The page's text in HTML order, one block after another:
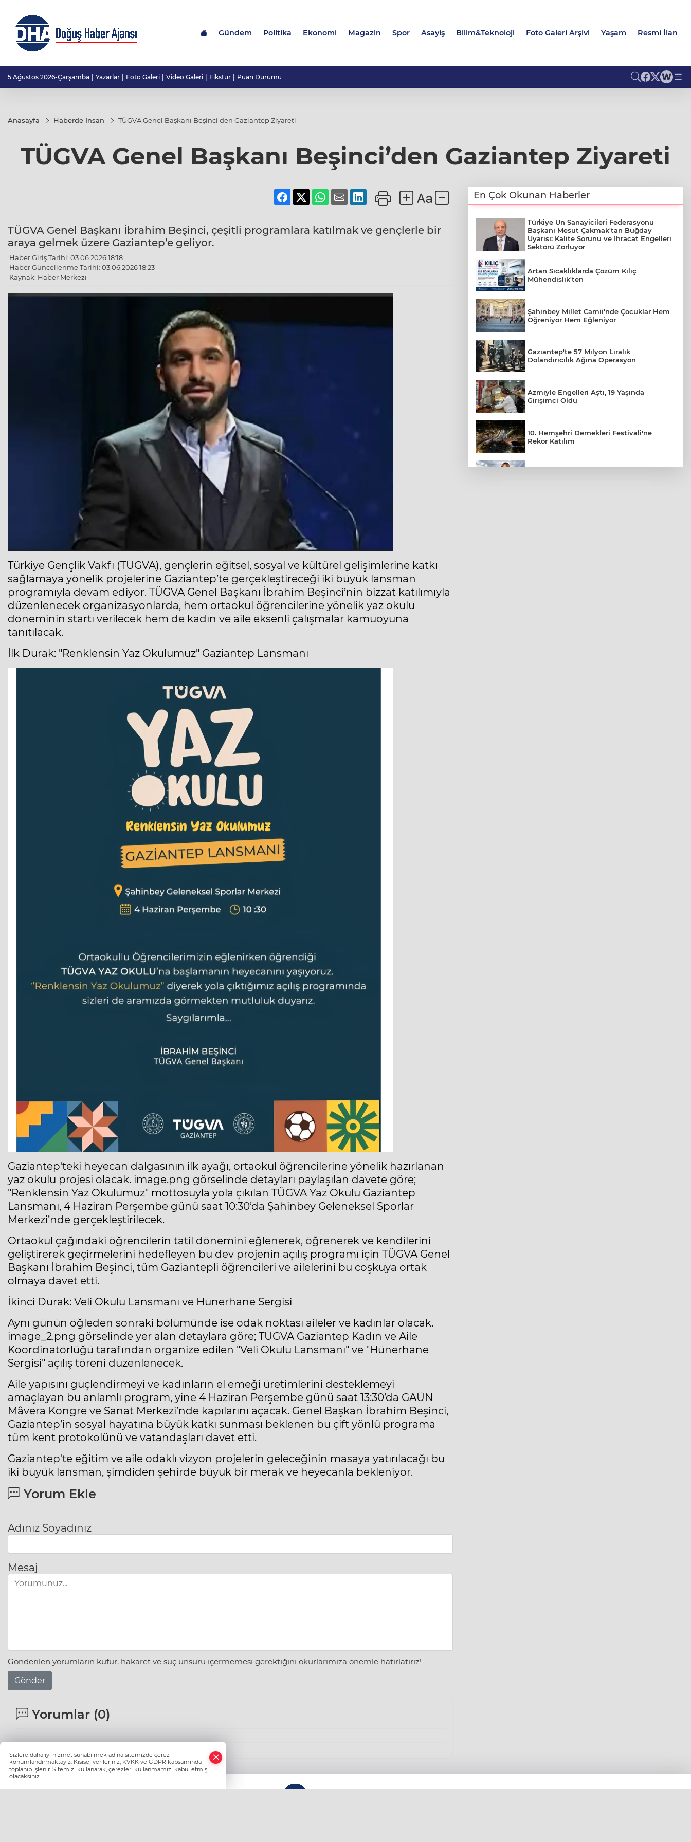
Gündem Politika Ekonomi Magazin Spor Asayiş Bilim&Teknoloji Foto Galeri Arşivi Yaşam Resmi İlan
5 Ağustos 2026-Çarşamba Yazarlar Foto Galeri Video Galeri Fikstür Puan Durumu
Anasayfa Haberde İnsan TÜGVA Genel Başkanı Beşinci’den Gaziantep Ziyareti
TÜGVA Genel Başkanı Beşinci’den Gaziantep Ziyareti
TÜGVA Genel Başkanı İbrahim Beşinci, çeşitli programlara katılmak ve gençlerle bir
araya gelmek üzere Gaziantep’e geliyor.
Haber Giriş Tarihi: 03.06.2026 18:18
Haber Güncellenme Tarihi: 03.06.2026 18:23
Kaynak: Haber Merkezi
Türkiye Gençlik Vakfı (TÜGVA), gençlerin eğitsel, sosyal ve kültürel gelişimlerine katkı
sağlamaya yönelik projelerine Gaziantep’te gerçekleştireceği iki büyük lansman
programıyla devam ediyor. TÜGVA Genel Başkanı İbrahim Beşinci’nin bizzat katılımıyla
düzenlenecek organizasyonlarda, hem ortaokul öğrencilerine yönelik yaz okulu
döneminin startı verilecek hem de kadın ve aile eksenli çalışmalar kamuoyuna
tanıtılacak.
İlk Durak: "Renklensin Yaz Okulumuz" Gaziantep Lansmanı
Gaziantep'teki heyecan dalgasının ilk ayağı, ortaokul öğrencilerine yönelik hazırlanan
yaz okulu projesi olacak. image.png görselinde detayları paylaşılan davete göre;
"Renklensin Yaz Okulumuz" mottosuyla yola çıkılan TÜGVA Yaz Okulu Gaziantep
Lansmanı, 4 Haziran Perşembe günü saat 10:30’da Şahinbey Geleneksel Sporlar
Merkezi’nde gerçekleştirilecek.
Ortaokul çağındaki öğrencilerin tatil dönemini eğlenerek, öğrenerek ve kendilerini
geliştirerek geçirmelerini hedefleyen bu dev projenin açılış programı için TÜGVA Genel
Başkanı İbrahim Beşinci, tüm Gaziantepli öğrencileri ve ailelerini bu coşkuya ortak
olmaya davet etti.
İkinci Durak: Veli Okulu Lansmanı ve Hünerhane Sergisi
Aynı günün öğleden sonraki bölümünde ise odak noktası aileler ve kadınlar olacak.
image_2.png görselinde yer alan detaylara göre; TÜGVA Gaziantep Kadın ve Aile
Koordinatörlüğü tarafından organize edilen "Veli Okulu Lansmanı" ve "Hünerhane
Sergisi" açılış töreni düzenlenecek.
Aile yapısını güçlendirmeyi ve kadınların el emeği üretimlerini desteklemeyi
amaçlayan bu anlamlı program, yine 4 Haziran Perşembe günü saat 13:30’da GAÜN
Mâvera Kongre ve Sanat Merkezi’nde kapılarını açacak. Genel Başkan İbrahim Beşinci,
Gaziantep’in sosyal hayatına büyük katkı sunması beklenen bu çift yönlü programa
tüm kent protokolünü ve vatandaşları davet etti.
Gaziantep'te eğitim ve aile odaklı vizyon projelerin geleceğinin masaya yatırılacağı bu
iki büyük lansman, şimdiden şehirde büyük bir merak ve heyecanla bekleniyor.
Yorum Ekle
Adınız Soyadınız
Mesaj
Gönderilen yorumların küfür, hakaret ve suç unsuru içermemesi gerektiğini okurlarımıza önemle hatırlatırız!
Gönder
Yorumlar (0)
En Çok Okunan Haberler
Türkiye Un Sanayicileri Federasyonu
Başkanı Mesut Çakmak'tan Buğday
Uyarısı: Kalite Sorunu ve İhracat Engelleri
Sektörü Zorluyor
Artan Sıcaklıklarda Çözüm Kılıç
Mühendislik'ten
Şahinbey Millet Camii'nde Çocuklar Hem
Öğreniyor Hem Eğleniyor
Gaziantep'te 57 Milyon Liralık
Dolandırıcılık Ağına Operasyon
Azmiyle Engelleri Aştı, 19 Yaşında
Girişimci Oldu
10. Hemşehri Dernekleri Festivali'ne
Rekor Katılım
Sizlere daha iyi hizmet sunabilmek adına sitemizde çerez
konumlandırmaktayız. Kişisel verileriniz, KVKK ve GDPR kapsamında
toplanıp işlenir. Sitemizi kullanarak, çerezleri kullanmamızı kabul etmiş
olacaksınız.